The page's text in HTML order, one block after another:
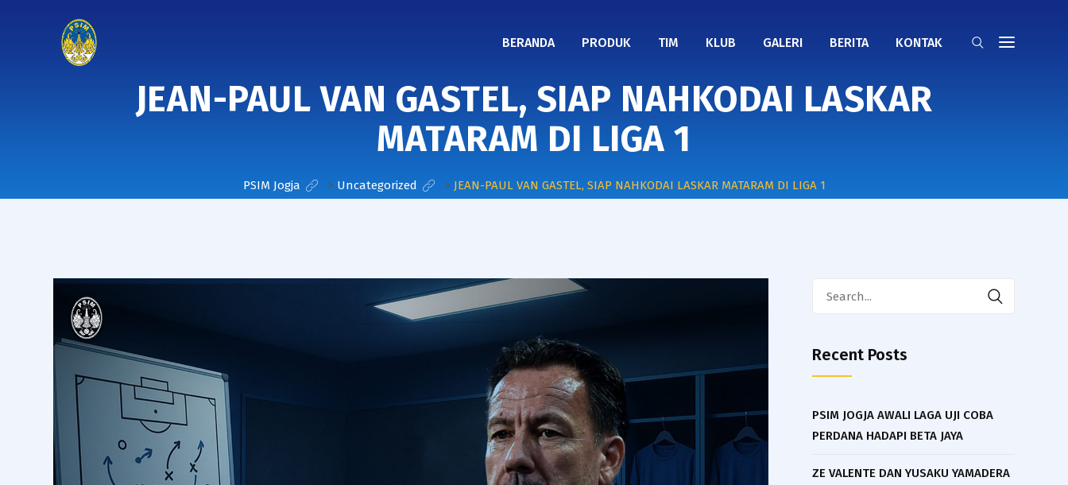
BERANDA PRODUK TIM KLUB GALERI BERITA KONTAK
JEAN-PAUL VAN GASTEL, SIAP NAHKODAI LASKAR
MATARAM DI LIGA 1
PSIM Jogja > Uncategorized > JEAN-PAUL VAN GASTEL, SIAP NAHKODAI LASKAR MATARAM DI LIGA 1
Recent Posts
PSIM JOGJA AWALI LAGA UJI COBA
PERDANA HADAPI BETA JAYA
ZE VALENTE DAN YUSAKU YAMADERA